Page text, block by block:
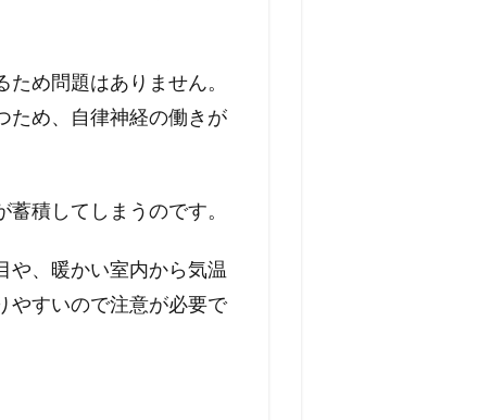
め問題はありません。
ため、自律神経の働きが
積してしまうのです。
や、暖かい室内から気温
やすいので注意が必要で